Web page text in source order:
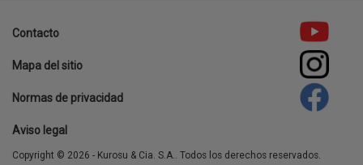
Footer
menu
Contacto
Mapa del sitio
Normas de privacidad
Aviso legal
Copyright © 2026 - Kurosu & Cia. S.A.. Todos los derechos reservados.